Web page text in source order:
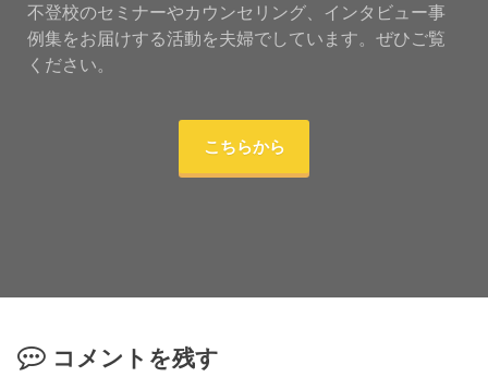
不登校のセミナーやカウンセリング、インタビュー事
例集をお届けする活動を夫婦でしています。ぜひご覧
ください。
こちらから
コメントを残す